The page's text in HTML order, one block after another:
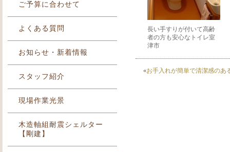
長い手すりが付いて高齢
者の方も安心なトイレ室
津市
«お手入れが簡単で清潔感のあ
ご予算に合わせて
よくある質問
お知らせ・新着情報
スタッフ紹介
現場作業光景
木造軸組耐震シェルター
【剛建】